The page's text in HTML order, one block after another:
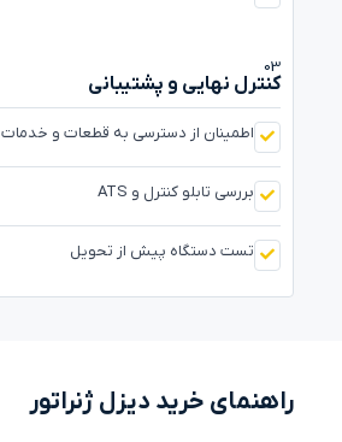
03
کنترل نهایی و پشتیبانی
اطمینان از دسترسی به قطعات و خدمات
بررسی تابلو کنترل و ATS
تست دستگاه پیش از تحویل
راهنمای خرید دیزل ژنراتور